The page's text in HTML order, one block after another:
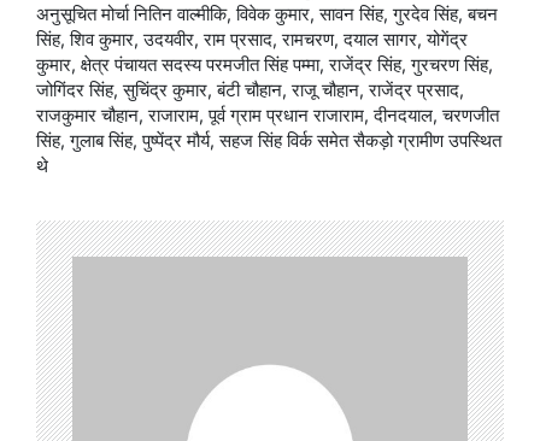
अनुसूचित मोर्चा नितिन वाल्मीकि, विवेक कुमार, सावन सिंह, गुरदेव सिंह, बचन
सिंह, शिव कुमार, उदयवीर, राम प्रसाद, रामचरण, दयाल सागर, योगेंद्र
कुमार, क्षेत्र पंचायत सदस्य परमजीत सिंह पम्मा, राजेंद्र सिंह, गुरचरण सिंह,
जोगिंदर सिंह, सुचिंद्र कुमार, बंटी चौहान, राजू चौहान, राजेंद्र प्रसाद,
राजकुमार चौहान, राजाराम, पूर्व ग्राम प्रधान राजाराम, दीनदयाल, चरणजीत
सिंह, गुलाब सिंह, पुष्पेंद्र मौर्य, सहज सिंह विर्क समेत सैकड़ो ग्रामीण उपस्थित
थे